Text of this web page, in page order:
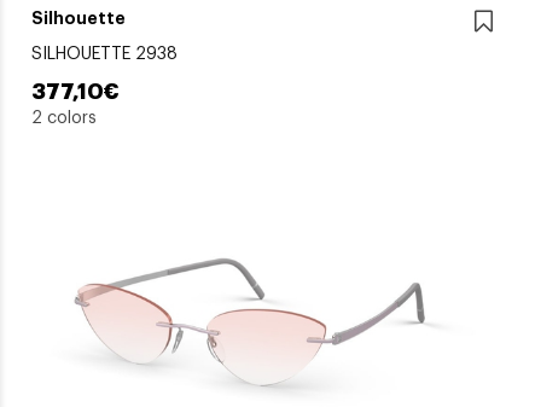
Silhouette
SILHOUETTE 2938
377,10€
2 colors